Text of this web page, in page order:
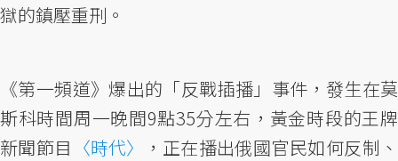
獄的鎮壓重刑。
《第一頻道》爆出的「反戰插播」事件，發生在莫
斯科時間周一晚間9點35分左右，黃金時段的王牌
新聞節目 〈時代〉
，正在播出俄國官民如何反制、